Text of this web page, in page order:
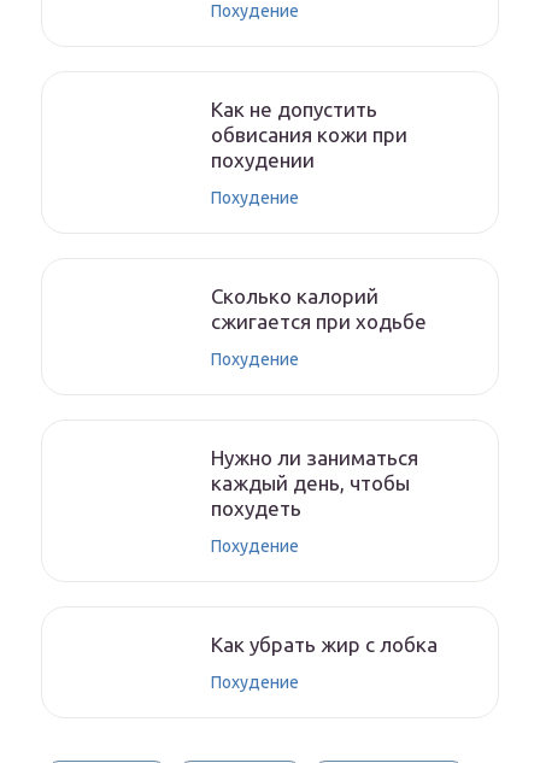
Похудение
Как не допустить
обвисания кожи при
похудении
Похудение
Сколько калорий
сжигается при ходьбе
Похудение
Нужно ли заниматься
каждый день, чтобы
похудеть
Похудение
Как убрать жир с лобка
Похудение